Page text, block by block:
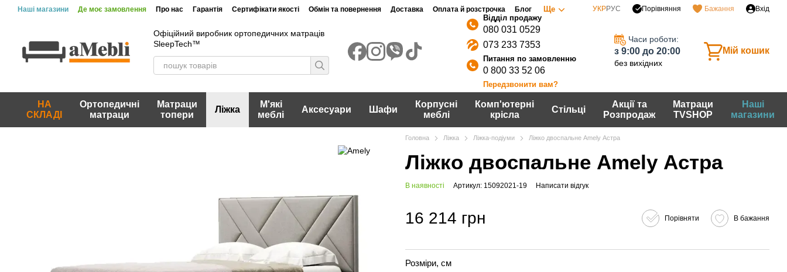
Перейти до основного контенту
Наші магазини Де моє замовлення Про нас Гарантія Сертифікати якості Обмін та повернення Доставка Оплата й розстрочка Блог Ще УКРРУС Порівняння Бажання Вхід
Офіційний виробник ортопедичних матраців
SleepTech™
080 031 0529
073 233 7353
0 800 33 52 06
Передзвонити вам?
Часи роботи:
з 9:00 до 20:00
без вихідних
Мій кошик
НА
СКЛАДІ
Ортопедичні
матраци
Матраци
топери
Ліжка
М'які
меблі
Аксесуари Шафи
Корпусні
меблі
Комп'ютерні
крісла
Стільці
Акції та
Розпродаж
Матраци
TVSHOP
Наші
магазини
Головна Ліжка Ліжка-подіуми Ліжко двоспальне Amely Астра
Ліжко двоспальне Amely Астра
В наявності Артикул: 15092021-19 Написати відгук
16 214 грн Порівняти В бажання
Розміри, см